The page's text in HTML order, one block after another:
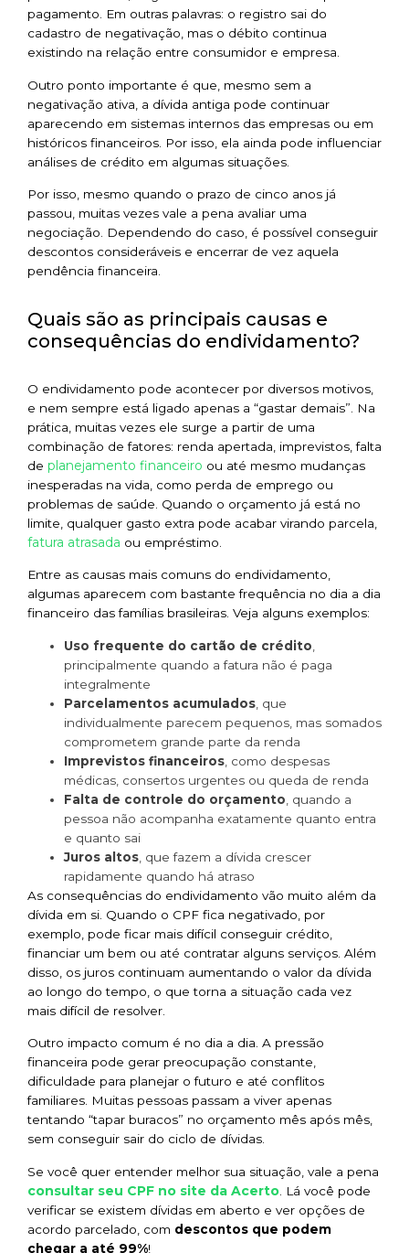
pagamento. Em outras palavras: o registro sai do
cadastro de negativação, mas o débito continua
existindo na relação entre consumidor e empresa.
Outro ponto importante é que, mesmo sem a
negativação ativa, a dívida antiga pode continuar
aparecendo em sistemas internos das empresas ou em
históricos financeiros. Por isso, ela ainda pode influenciar
análises de crédito em algumas situações.
Por isso, mesmo quando o prazo de cinco anos já
passou, muitas vezes vale a pena avaliar uma
negociação. Dependendo do caso, é possível conseguir
descontos consideráveis e encerrar de vez aquela
pendência financeira.
Quais são as principais causas e
consequências do endividamento?
O endividamento pode acontecer por diversos motivos,
e nem sempre está ligado apenas a “gastar demais”. Na
prática, muitas vezes ele surge a partir de uma
combinação de fatores: renda apertada, imprevistos, falta
de planejamento financeiro ou até mesmo mudanças
inesperadas na vida, como perda de emprego ou
problemas de saúde. Quando o orçamento já está no
limite, qualquer gasto extra pode acabar virando parcela,
fatura atrasada ou empréstimo.
Entre as causas mais comuns do endividamento,
algumas aparecem com bastante frequência no dia a dia
financeiro das famílias brasileiras. Veja alguns exemplos:
Uso frequente do cartão de crédito
principalmente quando a fatura não é paga
integralmente
Parcelamentos acumulados , que
individualmente parecem pequenos, mas somados
comprometem grande parte da renda
Imprevistos financeiros , como despesas
médicas, consertos urgentes ou queda de renda
Falta de controle do orçamento , quando a
pessoa não acompanha exatamente quanto entra
e quanto sai
Juros altos , que fazem a dívida crescer
rapidamente quando há atraso
As consequências do endividamento vão muito além da
dívida em si. Quando o CPF fica negativado, por
exemplo, pode ficar mais difícil conseguir crédito,
financiar um bem ou até contratar alguns serviços. Além
disso, os juros continuam aumentando o valor da dívida
ao longo do tempo, o que torna a situação cada vez
mais difícil de resolver.
Outro impacto comum é no dia a dia. A pressão
financeira pode gerar preocupação constante,
dificuldade para planejar o futuro e até conflitos
familiares. Muitas pessoas passam a viver apenas
tentando “tapar buracos” no orçamento mês após mês,
sem conseguir sair do ciclo de dívidas.
Se você quer entender melhor sua situação, vale a pena
consultar seu CPF no site da Acerto . Lá você pode
verificar se existem dívidas em aberto e ver opções de
acordo parcelado, com descontos que podem
chegar a até 99%!